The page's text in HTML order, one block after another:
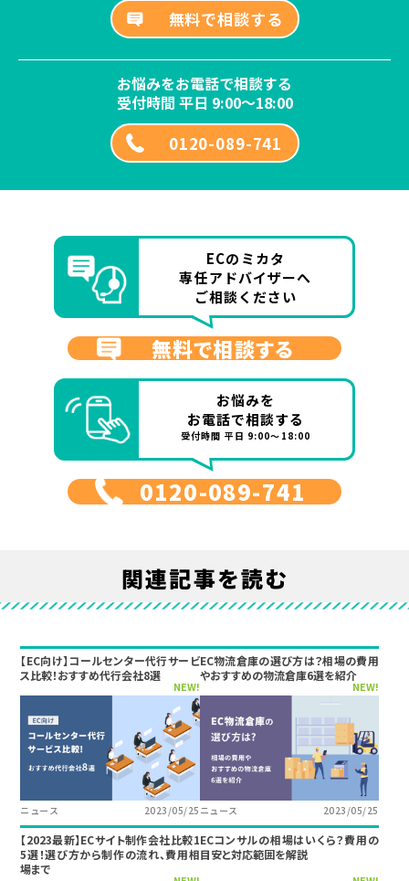
無料で相談する
お悩みをお電話で相談する
受付時間 平日 9:00～18:00
0120-089-741
ECのミカタ
専任アドバイザーへ
ご相談ください
無料で相談する
お悩みを
お電話で相談する
受付時間 平日 9:00～18:00
0120-089-741
関連記事を読む
【EC向け】コールセンター代行サービ
ス比較！おすすめ代行会社8選
NEW!
ニュース 2023/05/25
EC物流倉庫の選び方は？相場の費用
やおすすめの物流倉庫6選を紹介
NEW!
ニュース 2023/05/25
【2023最新】ECサイト制作会社比較1
5選！選び方から制作の流れ、費用相
場まで
ECコンサルの相場はいくら？費用の
目安と対応範囲を解説